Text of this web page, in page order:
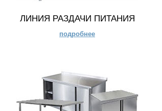
ЛИНИЯ РАЗДАЧИ ПИТАНИЯ
подробнее